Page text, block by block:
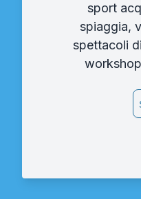
sport
spiaggia,
spettacoli